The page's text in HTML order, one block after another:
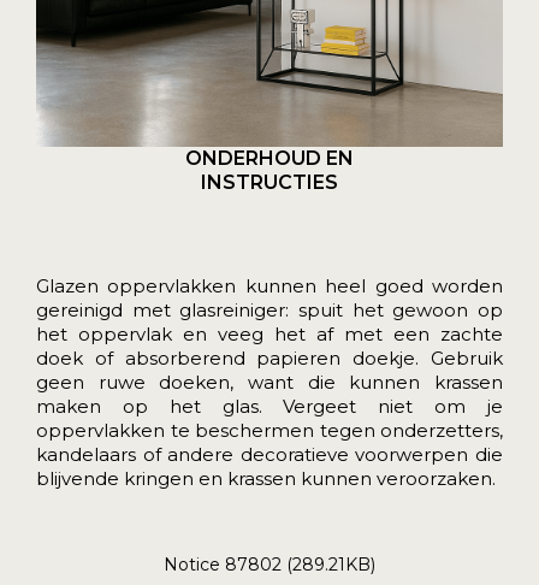
ONDERHOUD EN
INSTRUCTIES
Glazen oppervlakken kunnen heel goed worden
gereinigd met glasreiniger: spuit het gewoon op
het oppervlak en veeg het af met een zachte
doek of absorberend papieren doekje. Gebruik
geen ruwe doeken, want die kunnen krassen
maken op het glas. Vergeet niet om je
oppervlakken te beschermen tegen onderzetters,
kandelaars of andere decoratieve voorwerpen die
blijvende kringen en krassen kunnen veroorzaken.
Notice 87802 (289.21KB)